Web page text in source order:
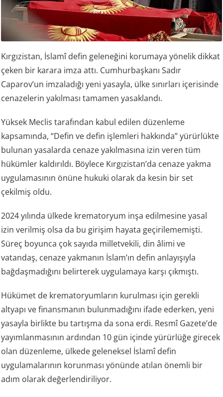
Kırgızistan, İslamî defin geleneğini korumaya yönelik dikkat
çeken bir karara imza attı. Cumhurbaşkanı Sadır
Caparov’un imzaladığı yeni yasayla, ülke sınırları içerisinde
cenazelerin yakılması tamamen yasaklandı.
Yüksek Meclis tarafından kabul edilen düzenleme
kapsamında, “Defin ve defin işlemleri hakkında” yürürlükte
bulunan yasalarda cenaze yakılmasına izin veren tüm
hükümler kaldırıldı. Böylece Kırgızistan’da cenaze yakma
uygulamasının önüne hukuki olarak da kesin bir set
çekilmiş oldu.
2024 yılında ülkede krematoryum inşa edilmesine yasal
izin verilmiş olsa da bu girişim hayata geçirilememişti.
Süreç boyunca çok sayıda milletvekili, din âlimi ve
vatandaş, cenaze yakmanın İslam’ın defin anlayışıyla
bağdaşmadığını belirterek uygulamaya karşı çıkmıştı.
Hükümet de krematoryumların kurulması için gerekli
altyapı ve finansmanın bulunmadığını ifade ederken, yeni
yasayla birlikte bu tartışma da sona erdi. Resmî Gazete’de
yayımlanmasının ardından 10 gün içinde yürürlüğe girecek
olan düzenleme, ülkede geleneksel İslamî defin
uygulamalarının korunması yönünde atılan önemli bir
adım olarak değerlendiriliyor.